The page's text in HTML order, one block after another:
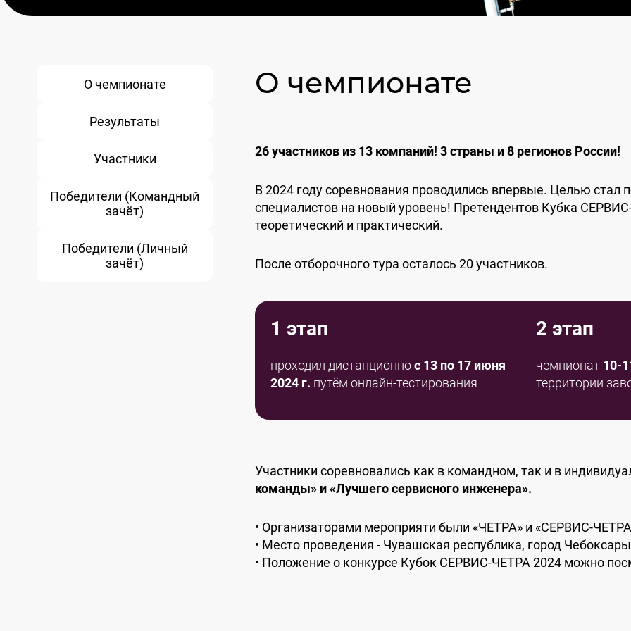
О чемпионате
Результаты
Участники
Победители (Командный
зачёт)
Победители (Личный
зачёт)
О чемпионате
26 участников из 13 компаний! 3 страны и 8 регионов России!
В 2024 году соревнования проводились впервые. Целью
специалистов на новый уровень! Претендентов Кубка
теоретический и практический.
После отборочного тура осталось 20 участников.
1 этап
проходил дистанционноc 13 по 17 июня
2024 г. путём онлайн-тестирования
2 этап
чемпионат 10-
территории
Участники соревновались как в командном, так и в
команды» и «Лучшего сервисного инженера».
Организаторами мероприяти были «ЧЕТРА» и «СЕРВИС-
Место проведения - Чувашская республика, город
Положение о конкурсе Кубок СЕРВИС-ЧЕТРА 2024 можно